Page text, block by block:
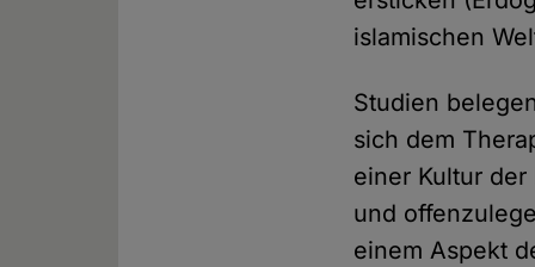
islamischen
Studien
sich dem
einer Kultur
und
einem Aspekt